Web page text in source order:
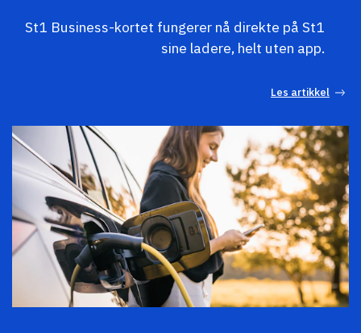
St1 Business-kortet fungerer nå direkte på St1
sine ladere, helt uten app.
Les artikkel